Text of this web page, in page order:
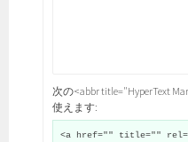
次の<abbr title="HyperText
使えます:
<a href="" title=""